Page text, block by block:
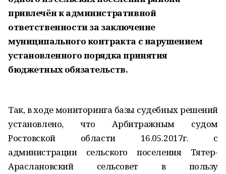
привлечён к административной
ответственности за заключение
муниципального контракта с нарушением
установленного порядка принятия
бюджетных обязательств.
Так, в ходе мониторинга базы судебных решений
установлено, что Арбитражным судом
Ростовской области 16.05.2017г. с
администрации сельского поселения Тятер-
Араслановский сельсовет в пользу